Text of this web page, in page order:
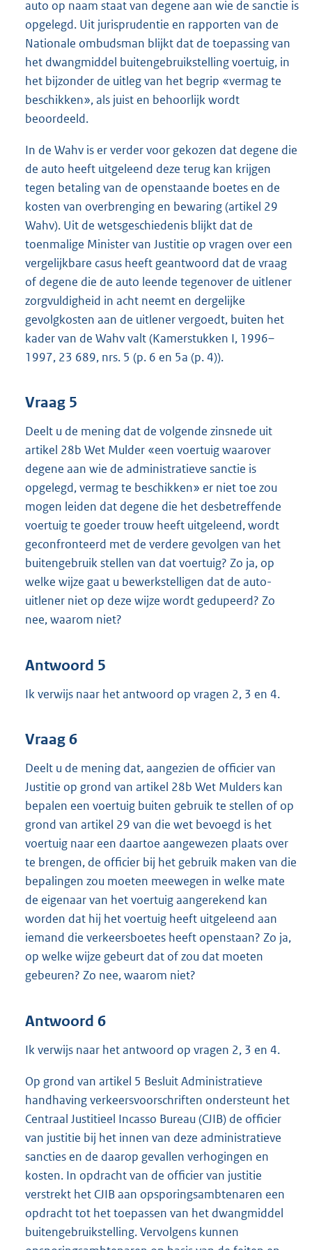
auto op naam staat van degene aan wie de sanctie is
opgelegd. Uit jurisprudentie en rapporten van de
Nationale ombudsman blijkt dat de toepassing van
het dwangmiddel buitengebruikstelling voertuig, in
het bijzonder de uitleg van het begrip «vermag te
beschikken», als juist en behoorlijk wordt
beoordeeld.
In de Wahv is er verder voor gekozen dat degene die
de auto heeft uitgeleend deze terug kan krijgen
tegen betaling van de openstaande boetes en de
kosten van overbrenging en bewaring (artikel 29
Wahv). Uit de wetsgeschiedenis blijkt dat de
toenmalige Minister van Justitie op vragen over een
vergelijkbare casus heeft geantwoord dat de vraag
of degene die de auto leende tegenover de uitlener
zorgvuldigheid in acht neemt en dergelijke
gevolgkosten aan de uitlener vergoedt, buiten het
kader van de Wahv valt (Kamerstukken I, 1996–
1997, 23 689, nrs. 5 (p. 6 en 5a (p. 4)).
Vraag 5
Deelt u de mening dat de volgende zinsnede uit
artikel 28b Wet Mulder «een voertuig waarover
degene aan wie de administratieve sanctie is
opgelegd, vermag te beschikken» er niet toe zou
mogen leiden dat degene die het desbetreffende
voertuig te goeder trouw heeft uitgeleend, wordt
geconfronteerd met de verdere gevolgen van het
buitengebruik stellen van dat voertuig? Zo ja, op
welke wijze gaat u bewerkstelligen dat de auto-
uitlener niet op deze wijze wordt gedupeerd? Zo
nee, waarom niet?
Antwoord 5
Ik verwijs naar het antwoord op vragen 2, 3 en 4.
Vraag 6
Deelt u de mening dat, aangezien de officier van
Justitie op grond van artikel 28b Wet Mulders kan
bepalen een voertuig buiten gebruik te stellen of op
grond van artikel 29 van die wet bevoegd is het
voertuig naar een daartoe aangewezen plaats over
te brengen, de officier bij het gebruik maken van die
bepalingen zou moeten meewegen in welke mate
de eigenaar van het voertuig aangerekend kan
worden dat hij het voertuig heeft uitgeleend aan
iemand die verkeersboetes heeft openstaan? Zo ja,
op welke wijze gebeurt dat of zou dat moeten
gebeuren? Zo nee, waarom niet?
Antwoord 6
Ik verwijs naar het antwoord op vragen 2, 3 en 4.
Op grond van artikel 5 Besluit Administratieve
handhaving verkeersvoorschriften ondersteunt het
Centraal Justitieel Incasso Bureau (CJIB) de officier
van justitie bij het innen van deze administratieve
sancties en de daarop gevallen verhogingen en
kosten. In opdracht van de officier van justitie
verstrekt het CJIB aan opsporingsambtenaren een
opdracht tot het toepassen van het dwangmiddel
buitengebruikstelling. Vervolgens kunnen